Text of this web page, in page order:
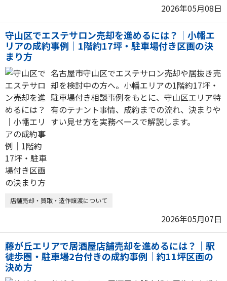
2026年05月08日
守山区でエステサロン売却を進めるには？｜小幡エ
リアの成約事例｜1階約17坪・駐車場付き区画の決
まり方
名古屋市守山区でエステサロン売却や居抜き売
却を検討中の方へ。小幡エリアの1階約17坪・
駐車場付き相談事例をもとに、守山区エリア特
有のテナント事情、成約までの流れ、決まりや
すい見せ方を実務ベースで解説します。
店舗売却・買取・造作譲渡について
2026年05月07日
藤が丘エリアで居酒屋店舗売却を進めるには？｜駅
徒歩圏・駐車場2台付きの成約事例｜約11坪区画の
決め方